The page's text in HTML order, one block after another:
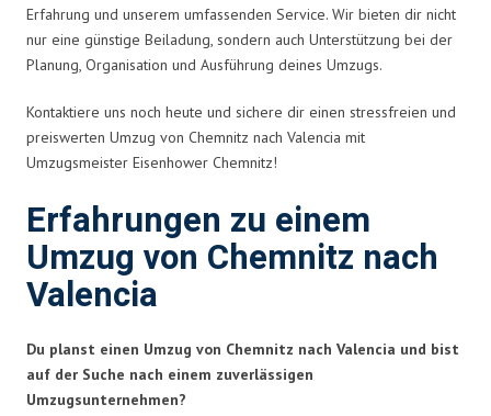
Erfahrung und unserem umfassenden Service. Wir bieten dir nicht
nur eine günstige Beiladung, sondern auch Unterstützung bei der
Planung, Organisation und Ausführung deines Umzugs.
Kontaktiere uns noch heute und sichere dir einen stressfreien und
preiswerten Umzug von Chemnitz nach Valencia mit
Umzugsmeister Eisenhower Chemnitz!
Erfahrungen zu einem
Umzug von Chemnitz nach
Valencia
Du planst einen Umzug von Chemnitz nach Valencia und bist
auf der Suche nach einem zuverlässigen
Umzugsunternehmen?